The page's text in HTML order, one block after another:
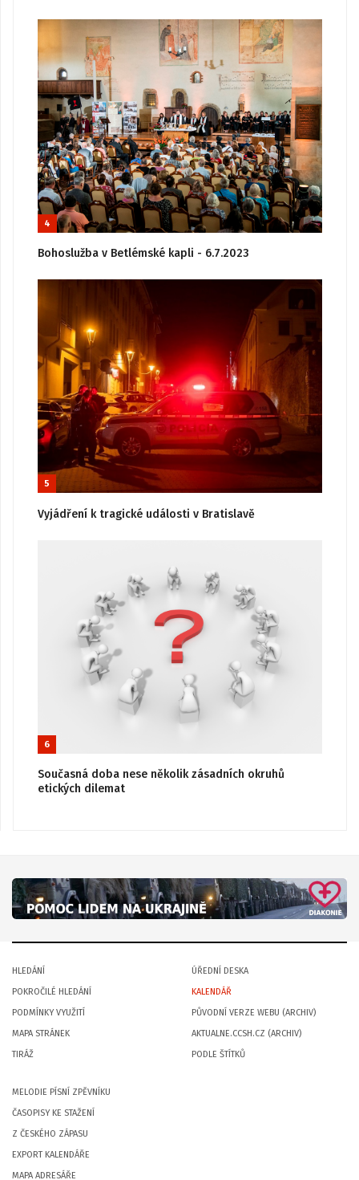
4
Bohoslužba v Betlémské kapli - 6.7.2023
5
Vyjádření k tragické události v Bratislavě
6
Současná doba nese několik zásadních okruhů
etických dilemat
HLEDÁNÍ
POKROČILÉ HLEDÁNÍ
PODMÍNKY VYUŽITÍ
MAPA STRÁNEK
TIRÁŽ
ÚŘEDNÍ DESKA
KALENDÁŘ
PŮVODNÍ VERZE WEBU (ARCHIV)
AKTUALNE.CCSH.CZ (ARCHIV)
PODLE ŠTÍTKŮ
MELODIE PÍSNÍ ZPĚVNÍKU
ČASOPISY KE STAŽENÍ
Z ČESKÉHO ZÁPASU
EXPORT KALENDÁŘE
MAPA ADRESÁŘE